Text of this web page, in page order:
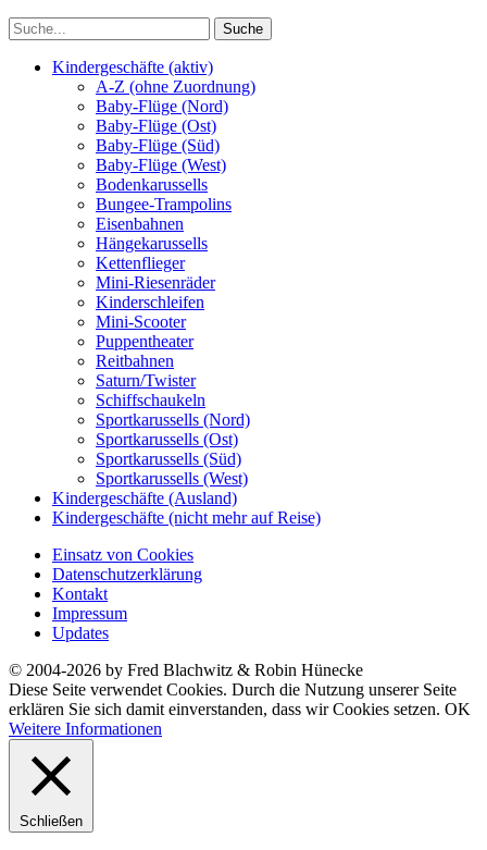
Kindergeschäfte (aktiv)
A-Z (ohne Zuordnung)
Baby-Flüge (Nord)
Baby-Flüge (Ost)
Baby-Flüge (Süd)
Baby-Flüge (West)
Bodenkarussells
Bungee-Trampolins
Eisenbahnen
Hängekarussells
Kettenflieger
Mini-Riesenräder
Kinderschleifen
Mini-Scooter
Puppentheater
Reitbahnen
Saturn/Twister
Schiffschaukeln
Sportkarussells (Nord)
Sportkarussells (Ost)
Sportkarussells (Süd)
Sportkarussells (West)
Kindergeschäfte (Ausland)
Kindergeschäfte (nicht mehr auf Reise)
Einsatz von Cookies
Datenschutzerklärung
Kontakt
Impressum
Updates
© 2004-2026 by Fred Blachwitz & Robin Hünecke
Diese Seite verwendet Cookies. Durch die Nutzung unserer Seite
erklären Sie sich damit einverstanden, dass wir Cookies setzen. OK
Weitere Informationen
Schließen